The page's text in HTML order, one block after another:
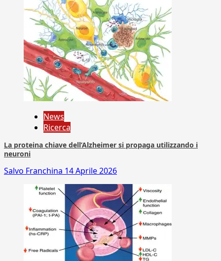
News
Ricerca
La proteina chiave dell’Alzheimer si propaga utilizzando i
neuroni
Salvo Franchina 14 Aprile 2026